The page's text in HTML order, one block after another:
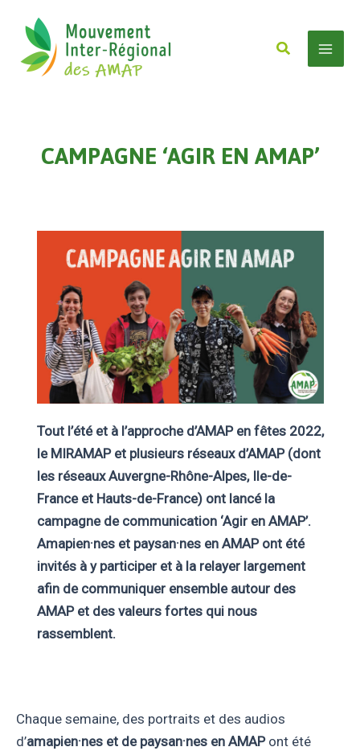
contenu
Rechercher
CAMPAGNE ‘AGIR EN AMAP’
Tout l’été et à l’approche d’AMAP en fêtes 2022,
le MIRAMAP et plusieurs réseaux d’AMAP (dont
les réseaux Auvergne-Rhône-Alpes, Ile-de-
France et Hauts-de-France) ont lancé la
campagne de communication ‘Agir en AMAP’.
Amapien·nes et paysan·nes en AMAP ont été
invités à y participer et à la relayer largement
afin de communiquer ensemble autour des
AMAP et des valeurs fortes qui nous
rassemblent.
Chaque semaine, des portraits et des audios
d’amapien·nes et de paysan·nes en AMAPont été